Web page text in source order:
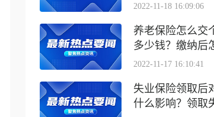
2022-11-18 16:09:06
养老保险怎么交
多少钱？缴纳后
2022-11-17 16:10:41
失业保险领取后
什么影响？领取